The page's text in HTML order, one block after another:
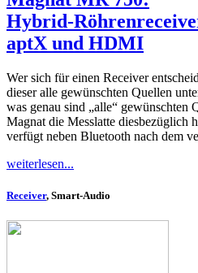
Hybrid-
aptX und HDMI
Wer sich für einen Receiver
dieser alle gewünschten Quellen
was genau sind „alle“
Magnat die Messlatte diesbezüglich
verfügt neben Bluetooth nach dem
weiterlesen...
Receiver, Smart-Audio